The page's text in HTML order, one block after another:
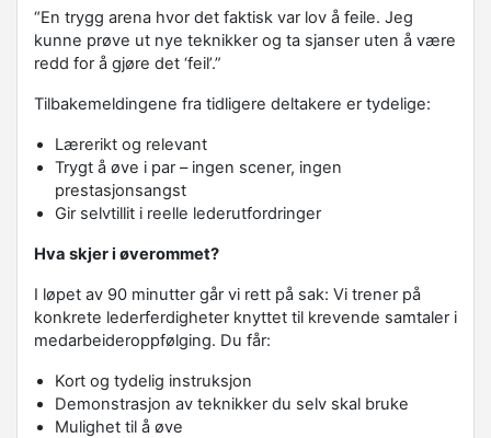
“En trygg arena hvor det faktisk var lov å feile. Jeg
kunne prøve ut nye teknikker og ta sjanser uten å være
redd for å gjøre det ‘feil’.”
Tilbakemeldingene fra tidligere deltakere er tydelige:
Lærerikt og relevant
Trygt å øve i par – ingen scener, ingen
prestasjonsangst
Gir selvtillit i reelle lederutfordringer
Hva skjer i øverommet?
I løpet av 90 minutter går vi rett på sak: Vi trener på
konkrete lederferdigheter knyttet til krevende samtaler i
medarbeideroppfølging. Du får:
Kort og tydelig instruksjon
Demonstrasjon av teknikker du selv skal bruke
Mulighet til å øve